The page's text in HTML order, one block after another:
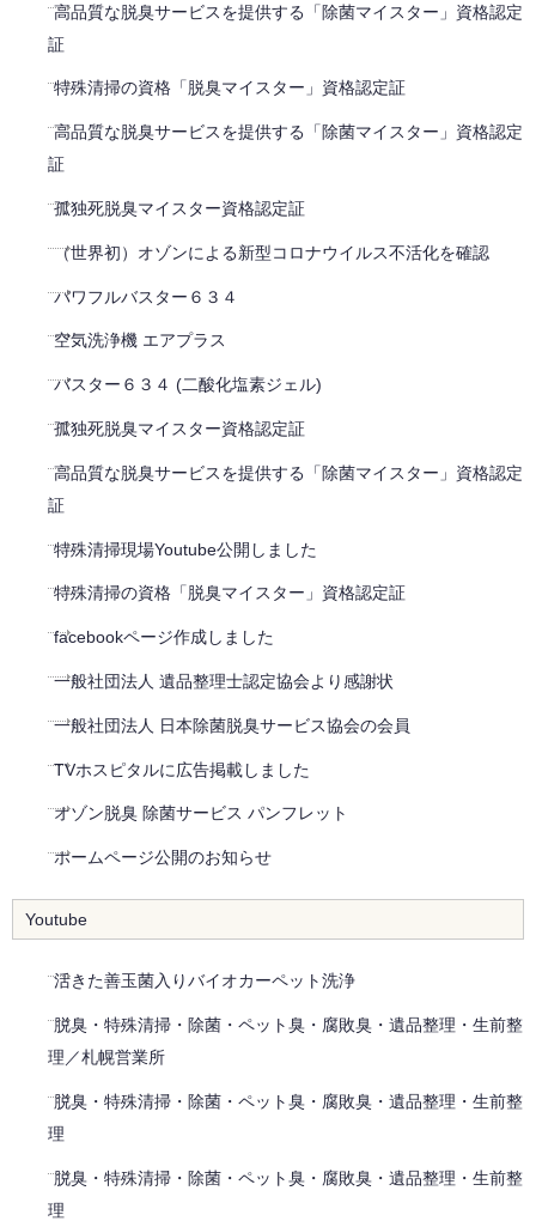
高品質な脱臭サービスを提供する「除菌マイスター」資格認定
証
特殊清掃の資格「脱臭マイスター」資格認定証
高品質な脱臭サービスを提供する「除菌マイスター」資格認定
証
孤独死脱臭マイスター資格認定証
（世界初）オゾンによる新型コロナウイルス不活化を確認
パワフルバスター６３４
空気洗浄機 エアプラス
バスター６３４ (二酸化塩素ジェル)
孤独死脱臭マイスター資格認定証
高品質な脱臭サービスを提供する「除菌マイスター」資格認定
証
特殊清掃現場Youtube公開しました
特殊清掃の資格「脱臭マイスター」資格認定証
facebookページ作成しました
一般社団法人 遺品整理士認定協会より感謝状
一般社団法人 日本除菌脱臭サービス協会の会員
TVホスピタルに広告掲載しました
オゾン脱臭 除菌サービス パンフレット
ホームページ公開のお知らせ
Youtube
活きた善玉菌入りバイオカーペット洗浄
脱臭・特殊清掃・除菌・ペット臭・腐敗臭・遺品整理・生前整
理／札幌営業所
脱臭・特殊清掃・除菌・ペット臭・腐敗臭・遺品整理・生前整
理
脱臭・特殊清掃・除菌・ペット臭・腐敗臭・遺品整理・生前整
理